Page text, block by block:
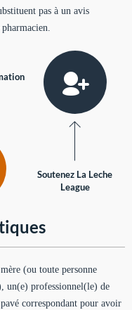
pas à un avis
Soutenez La Leche
League
(ou toute personne
un(e) professionnel(le) de
correspondant pour avoir